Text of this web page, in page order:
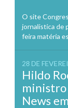
O site
jornalística de
feira matéria
28 DE
Hildo
ministro
News